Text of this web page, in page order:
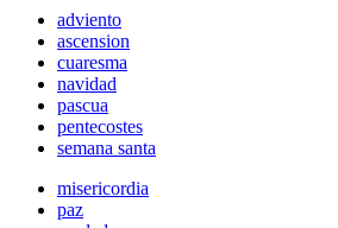
adviento
ascension
cuaresma
navidad
pascua
pentecostes
semana santa
misericordia
paz